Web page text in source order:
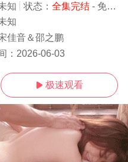
知 状态： 全集完结- 免费在线观看
知
佳音＆邵之鹏
： 2026-06-03
 极速观看